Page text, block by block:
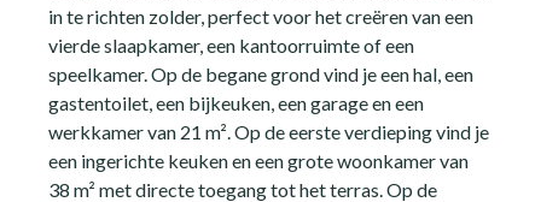
in te richten zolder, perfect voor het creëren van een
vierde slaapkamer, een kantoorruimte of een
speelkamer. Op de begane grond vind je een hal, een
gastentoilet, een bijkeuken, een garage en een
werkkamer van 21 m². Op de eerste verdieping vind je
een ingerichte keuken en een grote woonkamer van
38 m² met directe toegang tot het terras. Op de